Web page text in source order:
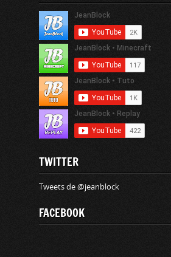
TWITTER
Tweets de @jeanblock
FACEBOOK